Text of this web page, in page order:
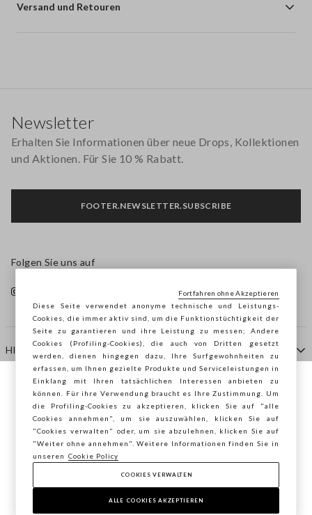
Versand und Retouren
HILFE
AGENTUR
KONTAKTE
Newsletter
Erhalten Sie Informationen über neue Drops, Kollektionen
und Aktionen. Für Sie 10 % Rabatt.
FOOTER.NEWSLETTER.SUBSCRIBE
Folgen Sie uns auf
Copyright © Ovs S.p.A. MwSt.-Nr. 04240010274 - Kap.
Kap. 290.923.470 -2.4.0
Sie surfen auf der Seite von STEFANEL
Deutschland, möchten Sie Ihren Standort
speichern?
BESTÄTIGEN
Diese Seite verwendet anonyme technische und Leistungs-
Cookies, die immer aktiv sind, um die Funktionstüchtigkeit der
Seite zu garantieren und ihre Leistung zu messen; Andere
Cookies (Profiling-Cookies), die auch von Dritten gesetzt
werden, dienen hingegen dazu, Ihre Surfgewohnheiten zu
erfassen, um Ihnen gezielte Produkte und Serviceleistungen in
Einklang mit Ihren tatsächlichen Interessen anbieten zu
können. Für ihre Verwendung braucht es Ihre Zustimmung. Um
die Profiling-Cookies zu akzeptieren, klicken Sie auf "alle
Cookies annehmen", um sie auszuwählen, klicken Sie auf
"Cookies verwalten" oder, um sie abzulehnen, klicken Sie auf
"Weiter ohne annehmen". Weitere Informationen finden Sie in
unseren
Cookie Policy
COOKIES VERWALTEN
ALLE COOKIES AKZEPTIEREN
Fortfahren ohne Akzeptieren